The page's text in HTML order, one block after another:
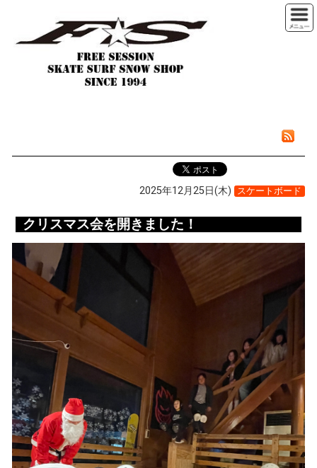
2025年12月25日(木) スケートボード
クリスマス会を開きました！